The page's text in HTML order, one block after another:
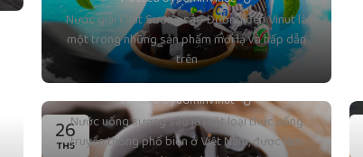
Nước giải khát Sương sáo Đường đen Vinut là
một trong những sản phẩm mới lạ và hấp dẫn
trên
26
TH5
KIẾN THỨC & CHIA SẺ
Nước uống sương sáo – Hương vị tự
nhiên cho sức khỏe và sự tươi mới
Posted byadminvinut
Nước uống sương sáo là một loại thức uống
truyền thống phổ biến ở Việt Nam, được làm